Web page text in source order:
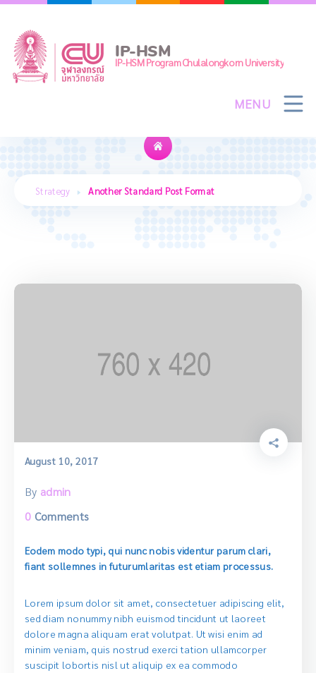
Skip
content
IP-HSM
IP-HSM Program Chulalongkorn University
MENU
Strategy Another Standard Post Format
August 10, 2017
By admin
0 Comments
Eodem modo typi, qui nunc nobis videntur parum clari,
fiant sollemnes in futurumlaritas est etiam processus.
Lorem ipsum dolor sit amet, consectetuer adipiscing elit,
sed diam nonummy nibh euismod tincidunt ut laoreet
dolore magna aliquam erat volutpat. Ut wisi enim ad
minim veniam, quis nostrud exerci tation ullamcorper
suscipit lobortis nisl ut aliquip ex ea commodo